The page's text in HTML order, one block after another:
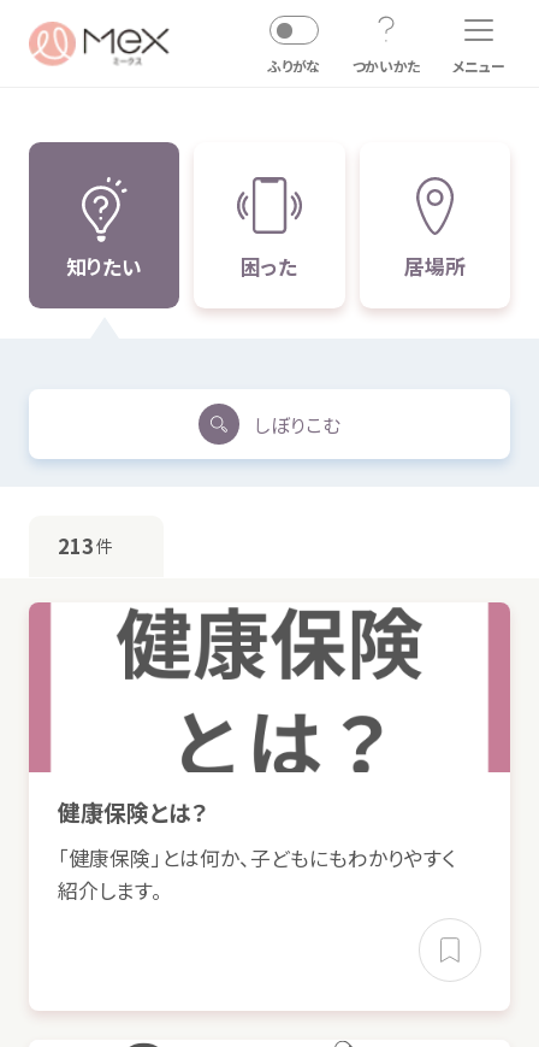
困 居場所
つかいかた サイトについて
お お らせ
利用規約 寄付のお願い
サービスとは
Mexへのお問い合わせ
ふりがな つかいかた メニュー
知りたい
しぼりこむ
暴言・
塾 習
学校以外
恋人
・わいせつ
・親戚 学校 友達・先生
・パートナー その 他
塾 習 事
先生
学校
以外 友達
こころ・からだ
心身の不調
悩
不
怪我
除
性の悩み
性欲 性器
悩
妊娠
（したかも）
知りたい 困った 居場所
しぼりこむ
213件
健康保険とは？
「健康保険」とは何か、子どもにもわかりやすく
紹介します。